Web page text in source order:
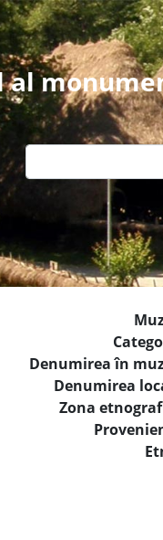
Denumirea în
Denumirea
Zona